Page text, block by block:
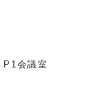
会議室